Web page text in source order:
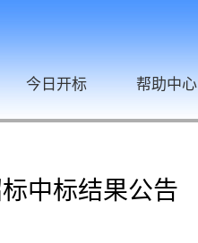
今日开标 帮助中心
中标结果公告